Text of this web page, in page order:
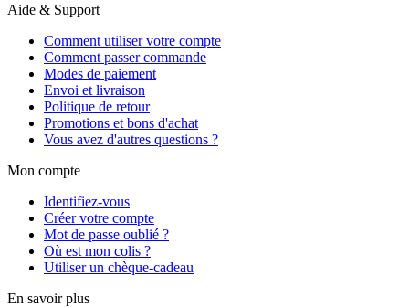
Aide & Support
Comment utiliser votre compte
Comment passer commande
Modes de paiement
Envoi et livraison
Politique de retour
Promotions et bons d'achat
Vous avez d'autres questions ?
Mon compte
Identifiez-vous
Créer votre compte
Mot de passe oublié ?
Où est mon colis ?
Utiliser un chèque-cadeau
En savoir plus